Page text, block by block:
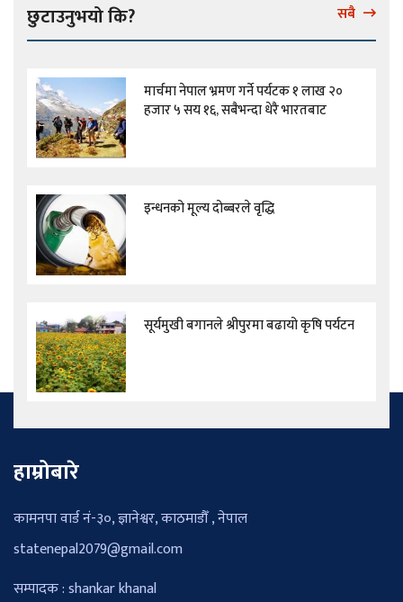
छुटाउनुभयो कि? सबै
मार्चमा नेपाल भ्रमण गर्ने पर्यटक १ लाख २०
हजार ५ सय १६, सबैभन्दा धेरै भारतबाट
इन्धनको मूल्य दोब्बरले वृद्धि
सूर्यमुखी बगानले श्रीपुरमा बढायो कृषि पर्यटन
हाम्रोबारे
कामनपा वार्ड नं-३०, ज्ञानेश्वर, काठमाडौँ , नेपाल
statenepal2079@gmail.com
सम्पादक : shankar khanal